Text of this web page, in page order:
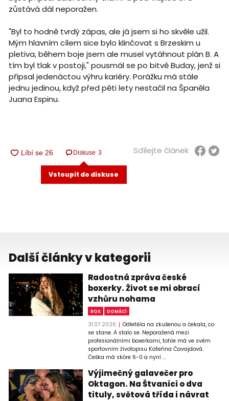
zůstává dál neporažen.
"Byl to hodně tvrdý zápas, ale já jsem si ho skvěle užil.
Mým hlavním cílem sice bylo klinčovat s Brzeskim u
pletiva, během boje jsem ale musel vytáhnout plán B. A
tím byl tlak v postoji," pousmál se po bitvě Buday, jenž si
připsal jedenáctou výhru kariéry. Porážku má stále
jednu jedinou, když před pěti lety nestačil na Španěla
Juana Espinu.
Diskuse 3
Vstoupit do diskuse
Sdílejte článek
Další články v kategorii
Radostná zpráva české
boxerky. Život se mi obrací
vzhůru nohama
BOX DOMÁCÍ
31.07.2026
Odletěla na zkušenou a čekala, co
se stane. A stalo se. Neporažená mezi
profesionálními boxerkami, tohle má ve svém
sportovním životopisu Kateřina Čavajdová.
Češka má skóre 6-0 a nyní ...
Výjimečný galavečer pro
Oktagon. Na Štvanici o dva
tituly, světová třída i návrat